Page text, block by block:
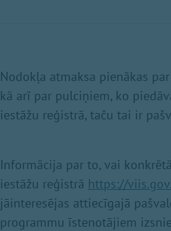
Nodokļa atmaksa pienākas
kā arī par pulciņiem, ko
iestāžu reģistrā, taču tai ir
Informācija par to, vai
iestāžu reģistrā https://
jāinteresējas attiecīgajā
programmu īstenotājiem